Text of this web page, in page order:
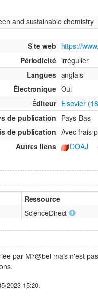
and sustainable chemistry
Site web https://
Périodicité irrégulier
Langues anglais
Électronique Oui
Éditeur Elsevier
de publication Pays-Bas
de publication Avec frais
Autres liens
DOAJ
Ressource
ScienceDirect
par Mir@bel mais n'est
2023 15:20.